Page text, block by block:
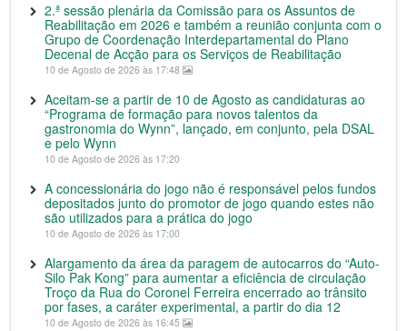
2.ª sessão plenária da Comissão para os Assuntos de
Reabilitação em 2026 e também a reunião conjunta com o
Grupo de Coordenação Interdepartamental do Plano
Decenal de Acção para os Serviços de Reabilitação
10 de Agosto de 2026 às 17:48
Aceitam-se a partir de 10 de Agosto as candidaturas ao
“Programa de formação para novos talentos da
gastronomia do Wynn”, lançado, em conjunto, pela DSAL
e pelo Wynn
10 de Agosto de 2026 às 17:20
A concessionária do jogo não é responsável pelos fundos
depositados junto do promotor de jogo quando estes não
são utilizados para a prática do jogo
10 de Agosto de 2026 às 17:00
Alargamento da área da paragem de autocarros do “Auto-
Silo Pak Kong” para aumentar a eficiência de circulação
Troço da Rua do Coronel Ferreira encerrado ao trânsito
por fases, a caráter experimental, a partir do dia 12
10 de Agosto de 2026 às 16:45